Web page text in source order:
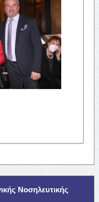
Νοσηλευτικής